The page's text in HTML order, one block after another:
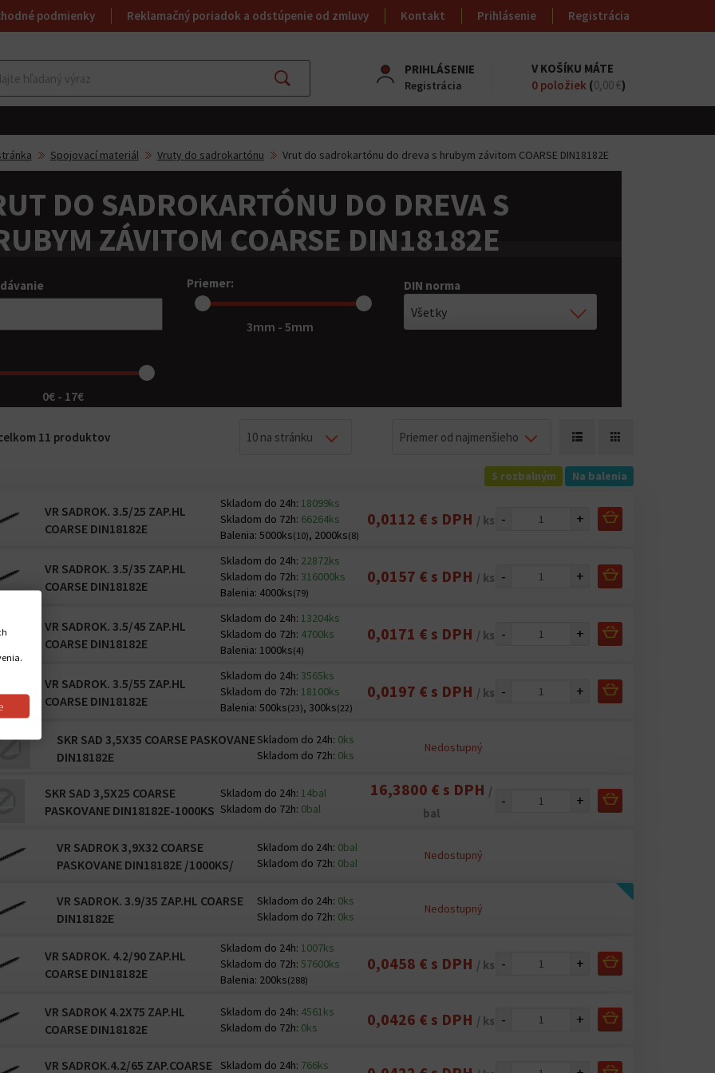
podmienky Reklamačný poriadok a odstúpenie od zmluvy Kontakt Prihlásenie Registrácia
Hľadať
PRIHLÁSENIE
Registrácia
V KOŠÍKU MÁTE
0 položiek (0,00 €)
Spojovací materiál Vruty do sadrokartónu Vrut do sadrokartónu do dreva s hrubym závitom COARSE DIN18182E
DO SADROKARTÓNU DO DREVA S
ZÁVITOM COARSE DIN18182E
Priemer:
3mm - 5mm
DIN norma
Všetky
0€ - 17€
11 produktov 10 na stránku Priemer od najmenšieho
S rozbalným Na balenia
VR SADROK. 3.5/25 ZAP.HL
COARSE DIN18182E
Skladom do 24h: 18099ks
Skladom do 72h: 66264ks
Balenia: 5000ks(10), 2000ks(8)
0,0112 € s DPH / ks - +
VR SADROK. 3.5/35 ZAP.HL
COARSE DIN18182E
Skladom do 24h: 22872ks
Skladom do 72h: 316000ks
Balenia: 4000ks(79)
0,0157 € s DPH / ks - +
VR SADROK. 3.5/45 ZAP.HL
COARSE DIN18182E
Skladom do 24h: 13204ks
Skladom do 72h: 4700ks
Balenia: 1000ks(4)
0,0171 € s DPH / ks - +
VR SADROK. 3.5/55 ZAP.HL
COARSE DIN18182E
Skladom do 24h: 3565ks
Skladom do 72h: 18100ks
Balenia: 500ks(23), 300ks(22)
0,0197 € s DPH / ks - +
SKR SAD 3,5X35 COARSE PASKOVANE
DIN18182E
Skladom do 24h: 0ks
Skladom do 72h: 0ks
Nedostupný
SKR SAD 3,5X25 COARSE
PASKOVANE DIN18182E-1000KS
Skladom do 24h: 14bal
Skladom do 72h: 0bal
16,3800 € s DPH /
bal
- +
VR SADROK 3,9X32 COARSE
PASKOVANE DIN18182E /1000KS/
Skladom do 24h: 0bal
Skladom do 72h: 0bal
Nedostupný
VR SADROK. 3.9/35 ZAP.HL COARSE
DIN18182E
Skladom do 24h: 0ks
Skladom do 72h: 0ks
Nedostupný
VR SADROK. 4.2/90 ZAP.HL
COARSE DIN18182E
Skladom do 24h: 1007ks
Skladom do 72h: 57600ks
Balenia: 200ks(288)
0,0458 € s DPH / ks - +
VR SADROK 4.2X75 ZAP.HL
COARSE DIN18182E
Skladom do 24h: 4561ks
Skladom do 72h: 0ks 0,0426 € s DPH / ks - +
VR SADROK.4.2/65 ZAP.COARSE Skladom do 24h: 766ks